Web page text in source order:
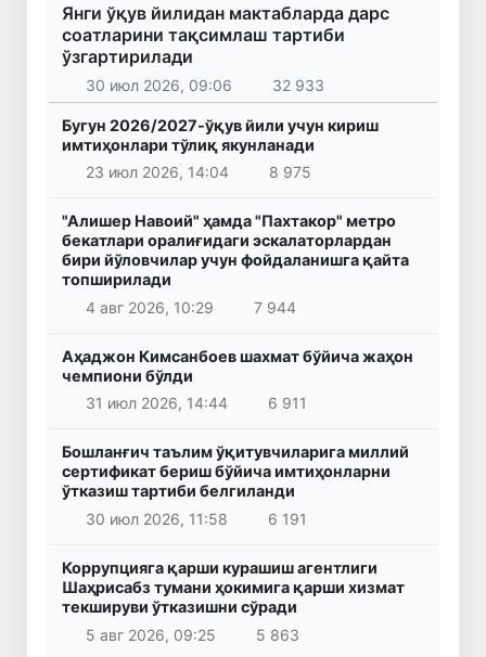
Янги ўқув йилидан мактабларда дарс
соатларини тақсимлаш тартиби
ўзгартирилади
30 июл 2026, 09:06 32 933
Бугун 2026/2027-ўқув йили учун кириш
имтиҳонлари тўлиқ якунланади
23 июл 2026, 14:04
8 975
"Алишер Навоий" ҳамда "Пахтакор" метро
бекатлари оралиғидаги эскалаторлардан
бири йўловчилар учун фойдаланишга қайта
топширилади
4 авг 2026, 10:29
7 944
Аҳаджон Кимсанбоев шахмат бўйича жаҳон
чемпиони бўлди
31 июл 2026, 14:44
6 911
Бошланғич таълим ўқитувчиларига миллий
сертификат бериш бўйича имтиҳонларни
ўтказиш тартиби белгиланди
30 июл 2026, 11:58
6 191
Коррупцияга қарши курашиш агентлиги
Шаҳрисабз тумани ҳокимига қарши хизмат
текшируви ўтказишни сўради
5 авг 2026, 09:25
5 863